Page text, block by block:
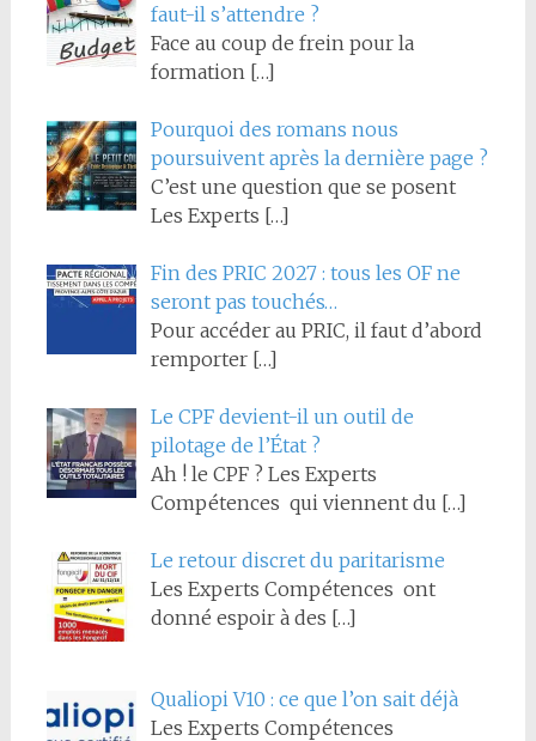
faut-il s’attendre ?
Face au coup de frein pour la
formation […]
Pourquoi des romans nous
poursuivent après la dernière page ?
C’est une question que se posent
Les Experts […]
Fin des PRIC 2027 : tous les OF ne
seront pas touchés…
Pour accéder au PRIC, il faut d’abord
remporter […]
Le CPF devient-il un outil de
pilotage de l’État ?
Ah ! le CPF ? Les Experts
Compétences qui viennent du […]
Le retour discret du paritarisme
Les Experts Compétences ont
donné espoir à des […]
Qualiopi V10 : ce que l’on sait déjà
Les Experts Compétences